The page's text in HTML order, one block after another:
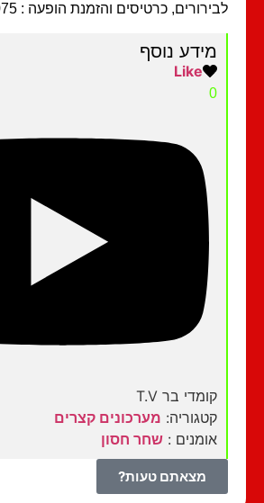
כרטיסים והזמנת הופעה : 03-5607075
מידע נוסף
קומדי בר T.V
קטגוריה:מערכונים קצרים
אומנים :שחר חסון
מצאתם טעות?